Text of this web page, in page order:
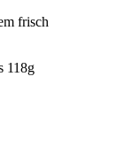
frisch
118g